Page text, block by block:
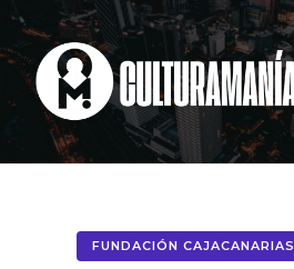
FUNDACIÓN CAJACANARIAS